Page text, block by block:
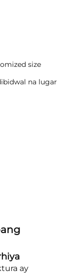
size
na lugar
ay